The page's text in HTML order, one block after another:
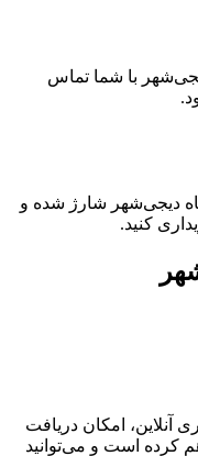
با شما تماس
دیجی‌شهر شارژ شده و
کنید.
آنلاین، امکان دریافت
را فراهم کرده است و می‌توانید